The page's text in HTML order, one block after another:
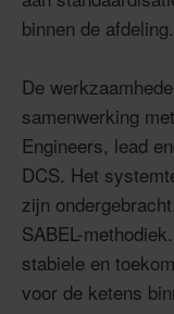
binnen de afdeling.
De
samenwerking
Engineers, lead
DCS. Het
zijn
SABEL-
stabiele en
voor de ketens